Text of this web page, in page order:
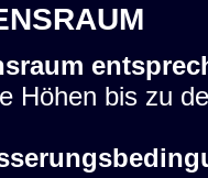
Höhen bis zu